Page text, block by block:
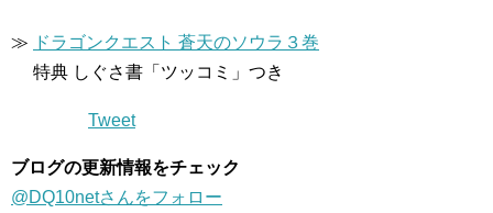
≫ ドラゴンクエスト 蒼天のソウラ３巻
特典 しぐさ書「ツッコミ」つき
Tweet
ブログの更新情報をチェック
@DQ10netさんをフォロー